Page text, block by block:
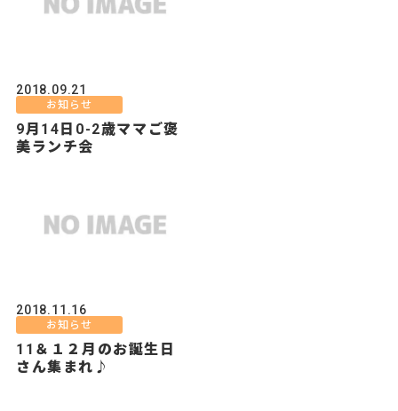
2018.09.21
お知らせ
9月14日0-2歳ママご褒
美ランチ会
2018.11.16
お知らせ
11＆１２月のお誕生日
さん集まれ♪